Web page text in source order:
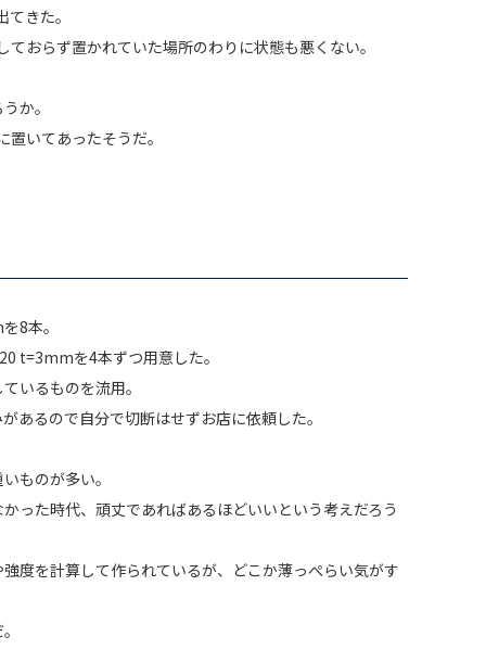
きた。
おらず置かれていた場所のわりに状態も悪くない。
か。
いてあったそうだ。
8本。
t=3mmを4本ずつ用意した。
いるものを流用。
あるので自分で切断はせずお店に依頼した。
ものが多い。
った時代、頑丈であればあるほどいいという考えだろう
度を計算して作られているが、どこか薄っぺらい気がす